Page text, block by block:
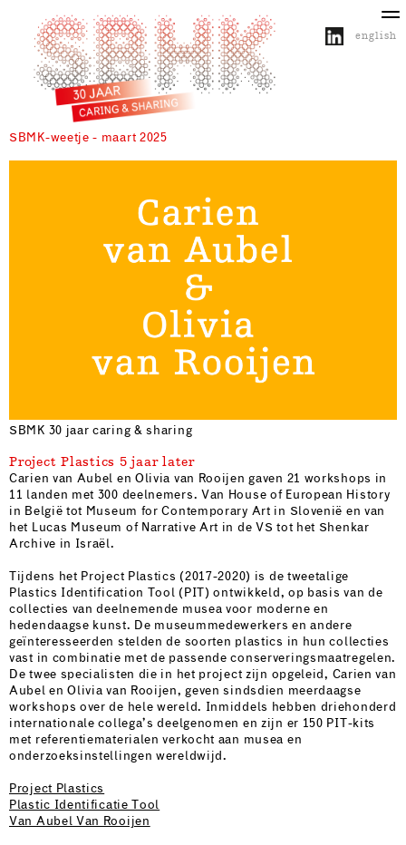
english
over SBHK activiteiten
SBMK-weetje - maart 2025
SBMK 30 jaar caring & sharing
Project Plastics 5 jaar later
Carien van Aubel en Olivia van Rooijen gaven 21 workshops in
11 landen met 300 deelnemers. Van House of European History
in België tot Museum for Contemporary Art in Slovenië en van
het Lucas Museum of Narrative Art in de VS tot het Shenkar
Archive in Israël.
Tijdens het Project Plastics (2017-2020) is de tweetalige
Plastics Identification Tool (PIT) ontwikkeld, op basis van de
collecties van deelnemende musea voor moderne en
hedendaagse kunst. De museummedewerkers en andere
geïnteresseerden stelden de soorten plastics in hun collecties
vast in combinatie met de passende conserveringsmaatregelen.
De twee specialisten die in het project zijn opgeleid, Carien van
Aubel en Olivia van Rooijen, geven sindsdien meerdaagse
workshops over de hele wereld. Inmiddels hebben driehonderd
internationale collega’s deelgenomen en zijn er 150 PIT-kits
met referentiematerialen verkocht aan musea en
onderzoeksinstellingen wereldwijd.
Project Plastics
Plastic Identificatie Tool
Van Aubel Van Rooijen